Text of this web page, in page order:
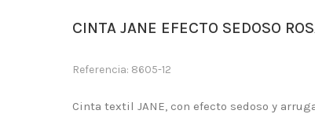
CINTA JANE EFECTO SEDOSO
Referencia: 8605-12
Cinta textil JANE, con efecto sedoso y